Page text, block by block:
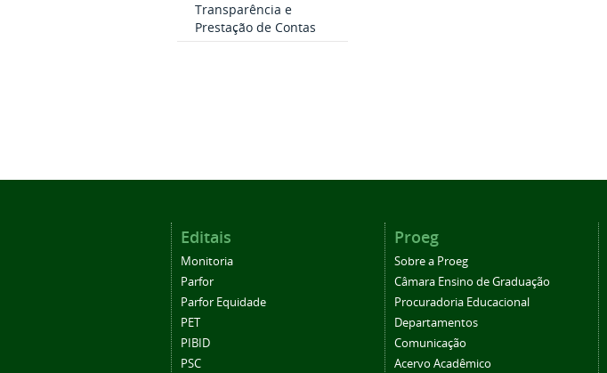
Transparência e
Prestação de Contas
Editais
Monitoria
Parfor
Parfor Equidade
PET
PIBID
PSC
Proeg
Sobre a Proeg
Câmara Ensino de Graduação
Procuradoria Educacional
Departamentos
Comunicação
Acervo Acadêmico